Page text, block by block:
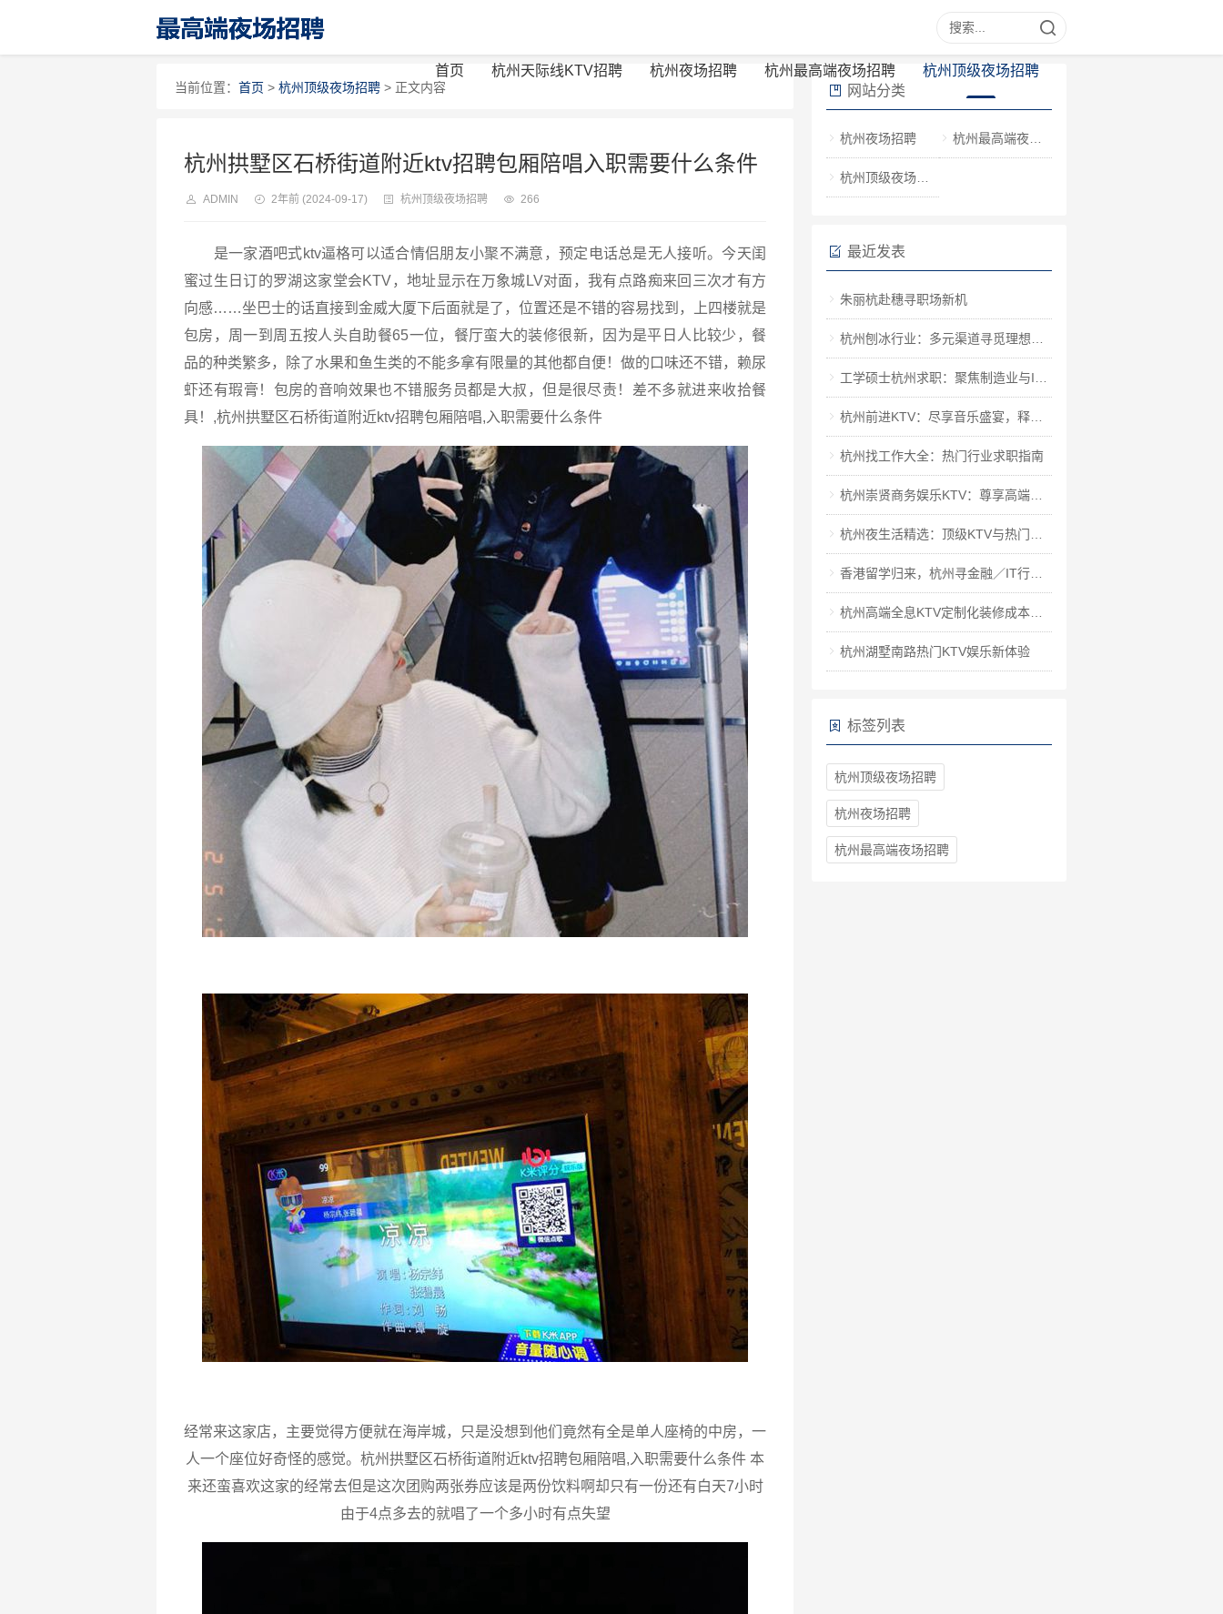
首页 杭州天际线KTV招聘 杭州夜场招聘 杭州最高端夜场招聘 杭州顶级夜场招聘
当前位置： 首页 > 杭州顶级夜场招聘 > 正文内容
杭州拱墅区石桥街道附近ktv招聘包厢陪唱入职需要什么条件
ADMIN 2年前 (2024-09-17) 杭州顶级夜场招聘 266
是一家酒吧式ktv逼格可以适合情侣朋友小聚不满意，预定电话总是无人接听。今天闺
蜜过生日订的罗湖这家堂会KTV，地址显示在万象城LV对面，我有点路痴来回三次才有方
向感……坐巴士的话直接到金威大厦下后面就是了，位置还是不错的容易找到，上四楼就是
包房，周一到周五按人头自助餐65一位，餐厅蛮大的装修很新，因为是平日人比较少，餐
品的种类繁多，除了水果和鱼生类的不能多拿有限量的其他都自便！做的口味还不错，赖尿
虾还有瑕膏！包房的音响效果也不错服务员都是大叔，但是很尽责！差不多就进来收拾餐
具！,杭州拱墅区石桥街道附近ktv招聘包厢陪唱,入职需要什么条件
经常来这家店，主要觉得方便就在海岸城，只是没想到他们竟然有全是单人座椅的中房，一
人一个座位好奇怪的感觉。杭州拱墅区石桥街道附近ktv招聘包厢陪唱,入职需要什么条件 本
来还蛮喜欢这家的经常去但是这次团购两张券应该是两份饮料啊却只有一份还有白天7小时
由于4点多去的就唱了一个多小时有点失望
网站分类
杭州夜场招聘 杭州最高端夜场招聘
杭州顶级夜场招聘
最近发表
朱丽杭赴穗寻职场新机
杭州刨冰行业：多元渠道寻觅理想工作
工学硕士杭州求职：聚焦制造业与IT行业机遇
杭州前进KTV：尽享音乐盛宴，释放都市激情
杭州找工作大全：热门行业求职指南
杭州崇贤商务娱乐KTV：尊享高端唱享，尽揽繁华夜色
杭州夜生活精选：顶级KTV与热门酒吧对比指南
香港留学归来，杭州寻金融／IT行业新机遇
杭州高端全息KTV定制化装修成本解析
杭州湖墅南路热门KTV娱乐新体验
标签列表
杭州顶级夜场招聘
杭州夜场招聘
杭州最高端夜场招聘